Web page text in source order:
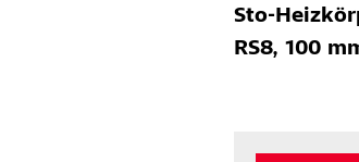
Sto-
RS8, 100